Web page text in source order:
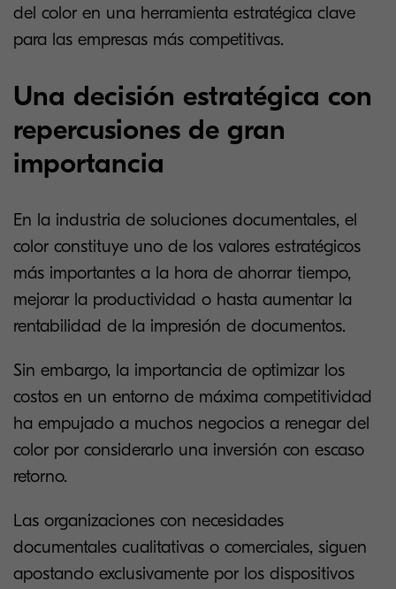
del color en una herramienta estratégica clave
para las empresas más competitivas.
Una decisión estratégica con
repercusiones de gran
importancia
En la industria de soluciones documentales, el
color constituye uno de los valores estratégicos
más importantes a la hora de ahorrar tiempo,
mejorar la productividad o hasta aumentar la
rentabilidad de la impresión de documentos.
Sin embargo, la importancia de optimizar los
costos en un entorno de máxima competitividad
ha empujado a muchos negocios a renegar del
color por considerarlo una inversión con escaso
retorno.
Las organizaciones con necesidades
documentales cualitativas o comerciales, siguen
apostando exclusivamente por los dispositivos